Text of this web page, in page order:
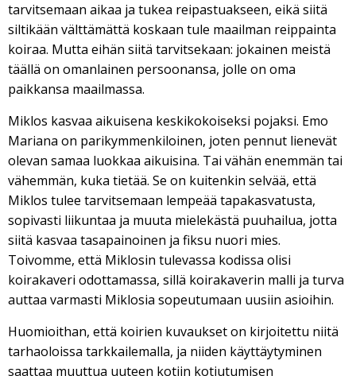
tarvitsemaan aikaa ja tukea reipastuakseen, eikä siitä
siltikään välttämättä koskaan tule maailman reippainta
koiraa. Mutta eihän siitä tarvitsekaan: jokainen meistä
täällä on omanlainen persoonansa, jolle on oma
paikkansa maailmassa.
Miklos kasvaa aikuisena keskikokoiseksi pojaksi. Emo
Mariana on parikymmenkiloinen, joten pennut lienevät
olevan samaa luokkaa aikuisina. Tai vähän enemmän tai
vähemmän, kuka tietää. Se on kuitenkin selvää, että
Miklos tulee tarvitsemaan lempeää tapakasvatusta,
sopivasti liikuntaa ja muuta mielekästä puuhailua, jotta
siitä kasvaa tasapainoinen ja fiksu nuori mies.
Toivomme, että Miklosin tulevassa kodissa olisi
koirakaveri odottamassa, sillä koirakaverin malli ja turva
auttaa varmasti Miklosia sopeutumaan uusiin asioihin.
Huomioithan, että koirien kuvaukset on kirjoitettu niitä
tarhaoloissa tarkkailemalla, ja niiden käyttäytyminen
saattaa muuttua uuteen kotiin kotiutumisen